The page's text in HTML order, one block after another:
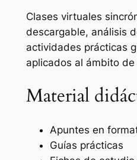
Clases virtuales
descargable, análisis
actividades prácticas
aplicados al ámbito de
Material
Apuntes en
Guías prácticas